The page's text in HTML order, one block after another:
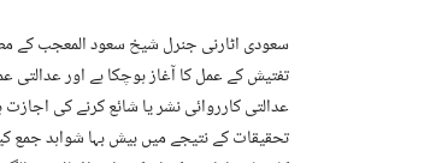
سعودی اٹارنی جنرل شیخ سعود المعجب کے
تفتیش کے عمل کا آغاز ہوچکا ہے اور عدالتی
عدالتی کارروائی نشر یا شائع کرنے کی
تحقیقات کے نتیجے میں بیش بہا شواہد جمع